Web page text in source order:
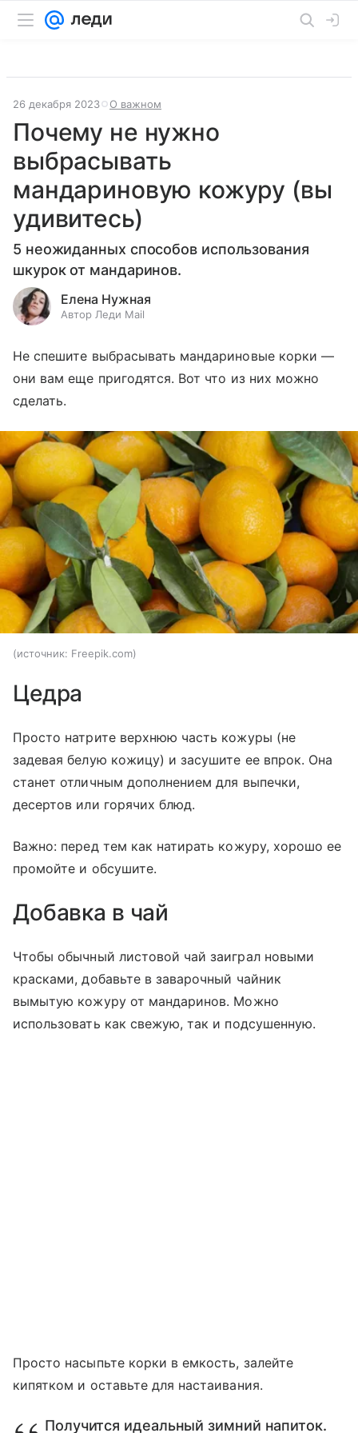
26 декабря 2023 О важном
Почему не нужно
выбрасывать
мандариновую кожуру (вы
удивитесь)
5 неожиданных способов использования
шкурок от мандаринов.
Елена Нужная
Автор Леди Mail
Не спешите выбрасывать мандариновые корки —
они вам еще пригодятся. Вот что из них можно
сделать.
источник: Freepik.com
Цедра
Просто натрите верхнюю часть кожуры (не
задевая белую кожицу) и засушите ее впрок. Она
станет отличным дополнением для выпечки,
десертов или горячих блюд.
Важно: перед тем как натирать кожуру, хорошо ее
промойте и обсушите.
Добавка в чай
Чтобы обычный листовой чай заиграл новыми
красками, добавьте в заварочный чайник
вымытую кожуру от мандаринов. Можно
использовать как свежую, так и подсушенную.
Просто насыпьте корки в емкость, залейте
кипятком и оставьте для настаивания.
Получится идеальный зимний напиток.